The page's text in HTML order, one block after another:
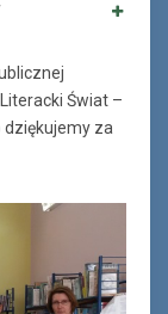
Świat –
dziękujemy za